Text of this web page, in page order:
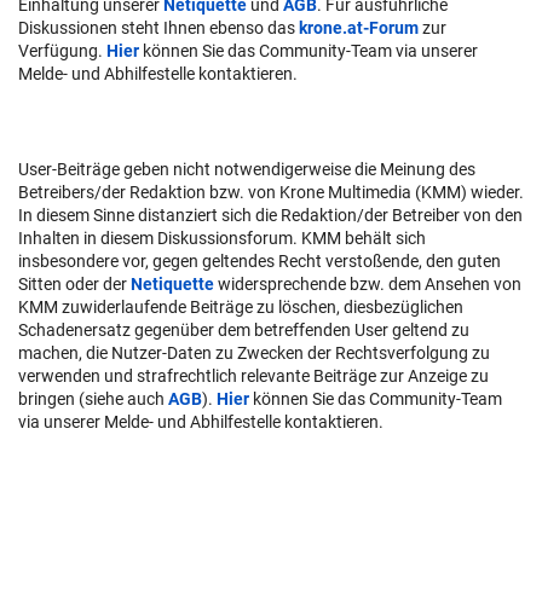
Einhaltung unserer Netiquette und AGB. Für ausführliche
Diskussionen steht Ihnen ebenso das krone.at-Forumzur
Verfügung. Hier können Sie das Community-Team via unserer
Melde- und Abhilfestelle kontaktieren.
User-Beiträge geben nicht notwendigerweise die Meinung des
Betreibers/der Redaktion bzw. von Krone Multimedia (KMM) wieder.
In diesem Sinne distanziert sich die Redaktion/der Betreiber von den
Inhalten in diesem Diskussionsforum. KMM behält sich
insbesondere vor, gegen geltendes Recht verstoßende, den guten
Sitten oder derNetiquettewidersprechende bzw. dem Ansehen von
KMM zuwiderlaufende Beiträge zu löschen, diesbezüglichen
Schadenersatz gegenüber dem betreffenden User geltend zu
machen, die Nutzer-Daten zu Zwecken der Rechtsverfolgung zu
verwenden und strafrechtlich relevante Beiträge zur Anzeige zu
bringen (siehe auch AGB). Hier können Sie das Community-Team
via unserer Melde- und Abhilfestelle kontaktieren.